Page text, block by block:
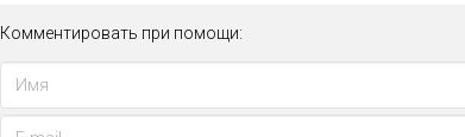
Комментировать при помощи: